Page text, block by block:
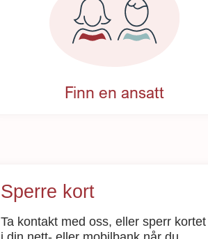
Finn en ansatt
Sperre kort
Ta kontakt med oss, eller sperr kortet